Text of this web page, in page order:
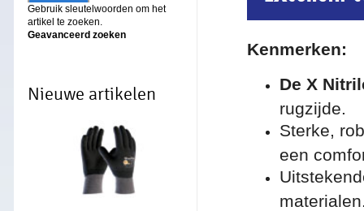
Gebruik sleutelwoorden om het
artikel te zoeken.
Geavanceerd zoeken
Nieuwe artikelen
Kenmerken:
De X
rugzijde.
Sterke,
een